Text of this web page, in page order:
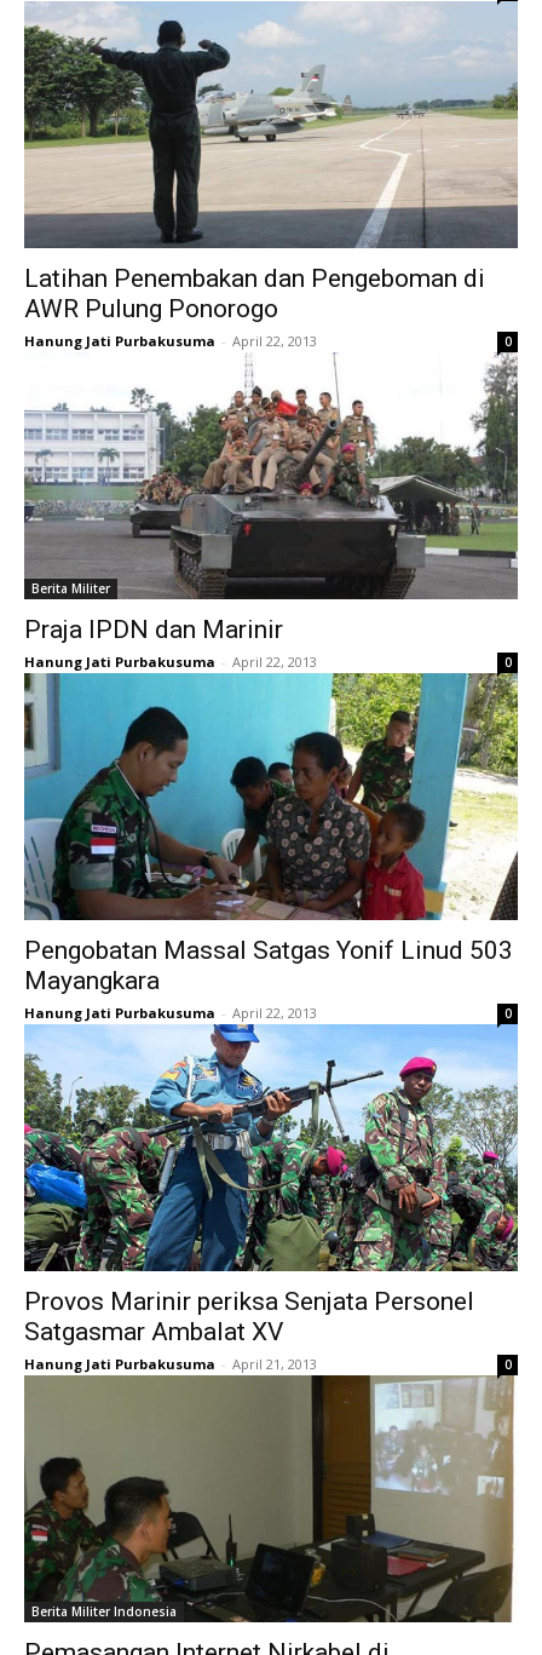
Latihan Penembakan dan Pengeboman di
AWR Pulung Ponorogo
Hanung Jati Purbakusuma - April 22, 2013 0
Berita Militer
Praja IPDN dan Marinir
Hanung Jati Purbakusuma - April 22, 2013 0
Pengobatan Massal Satgas Yonif Linud 503
Mayangkara
Hanung Jati Purbakusuma - April 22, 2013 0
Provos Marinir periksa Senjata Personel
Satgasmar Ambalat XV
Hanung Jati Purbakusuma - April 21, 2013 0
Berita Militer Indonesia